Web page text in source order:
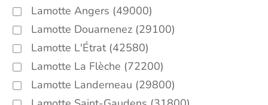
Lamotte Angers (49000)
Lamotte Douarnenez (29100)
Lamotte L'Étrat (42580)
Lamotte La Flèche (72200)
Lamotte Landerneau (29800)